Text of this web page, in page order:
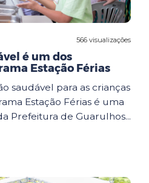
566 visualizações
é um dos
Estação Férias
saudável para as crianças
Estação Férias é uma
Prefeitura de Guarulhos...